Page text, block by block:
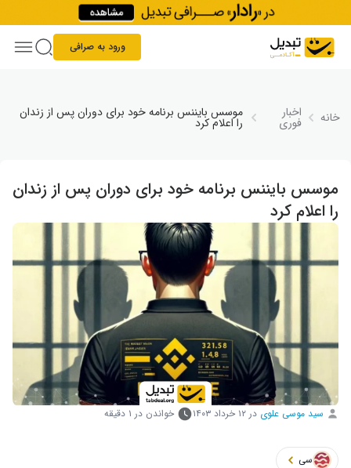
Skip to content
ورود به صرافی
خانه اخبار
فوری
موسس بایننس برنامه خود برای دوران پس از زندان
را اعلام کرد
موسس بایننس برنامه خود برای دوران پس از زندان
را اعلام کرد
سید موسی علوی در ۱۲ خرداد ۱۴۰۳ خواندن در ۱ دقیقه
سی